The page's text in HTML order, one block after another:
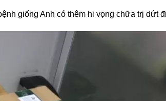
giống Anh có thêm hi vọng chữa trị dứt